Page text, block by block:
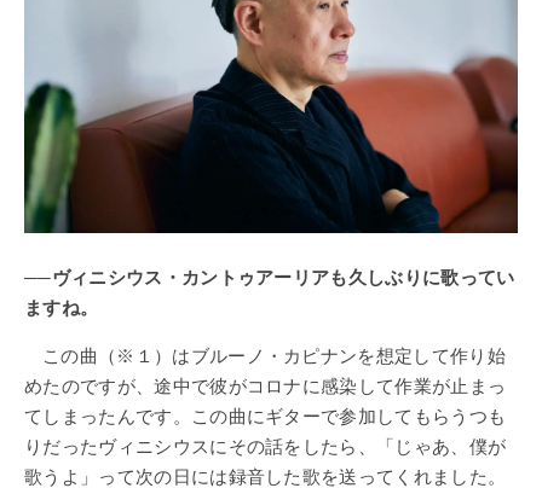
──ヴィニシウス・カントゥアーリアも久しぶりに歌ってい
ますね。
この曲（※１）はブルーノ・カピナンを想定して作り始
めたのですが、途中で彼がコロナに感染して作業が止まっ
てしまったんです。この曲にギターで参加してもらうつも
りだったヴィニシウスにその話をしたら、「じゃあ、僕が
歌うよ」って次の日には録音した歌を送ってくれました。